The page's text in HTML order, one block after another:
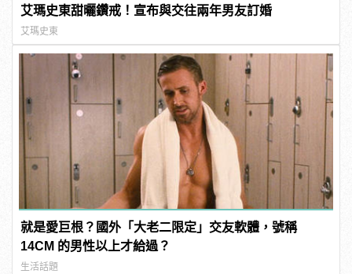
艾瑪史東甜曬鑽戒！宣布與交往兩年男友訂婚
艾瑪史東
就是愛巨根？國外「大老二限定」交友軟體，號稱
14CM 的男性以上才給過？
生活話題